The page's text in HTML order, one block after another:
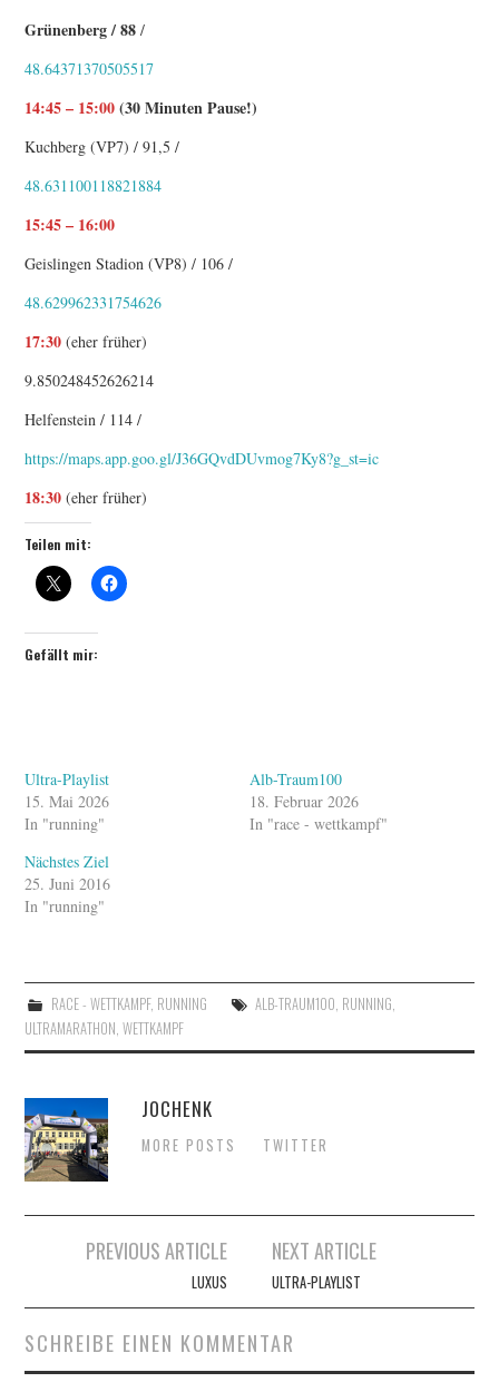
Grünenberg / 88 /
48.64371370505517
14:45 – 15:00 (30 Minuten Pause!)
Kuchberg (VP7) / 91,5 /
48.631100118821884
15:45 – 16:00
Geislingen Stadion (VP8) / 106 /
48.629962331754626
17:30 (eher früher)
9.850248452626214
Helfenstein / 114 /
https://maps.app.goo.gl/J36GQvdDUvmog7Ky8?g_st=ic
18:30 (eher früher)
Teilen mit:
Gefällt mir:
Ultra-Playlist
15. Mai 2026
In "running"
Alb-Traum100
18. Februar 2026
In "race - wettkampf"
Nächstes Ziel
25. Juni 2016
In "running"
RACE - WETTKAMPF, RUNNING ALB-TRAUM100, RUNNING,
ULTRAMARATHON,WETTKAMPF
JOCHENK
MORE POSTS TWITTER
Artikel-PREVIOUS ARTICLE
LUXUS
NEXT ARTICLE
ULTRA-PLAYLIST
SCHREIBE EINEN KOMMENTAR